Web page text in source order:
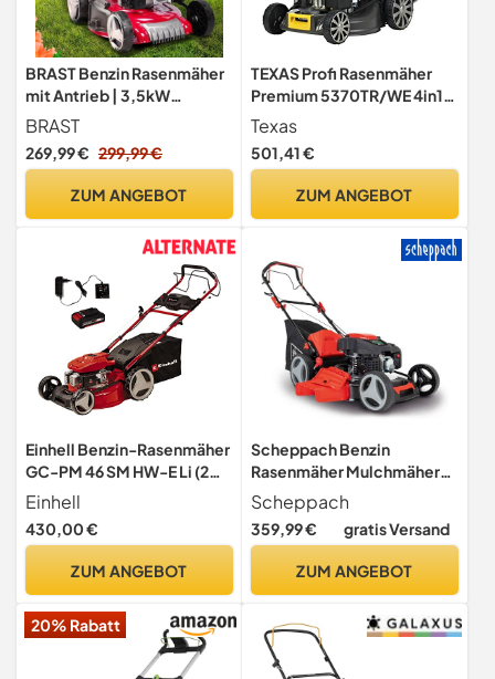
BRAST Benzin Rasenmäher
mit Antrieb | 3,5kW
(4,76PS)-5,2kW(7PS) | 46-
51cm Schnittbreite | viele
Modelle | TÜV | 4 Takt OHV
Schnitthöhe | 60L Fangkorb
BRAST
269,99 € 299,99 €
ZUM ANGEBOT
TEXAS Profi Rasenmäher
Premium 5370TR/WE 4in1
Benzin mit Antrieb
Radantrieb und E-Start |
53cm | 4,9PS | 196cm³ | 4-
Schnitthöhenverstellung
Texas
501,41 €
ZUM ANGEBOT
Einhell Benzin-Rasenmäher
GC-PM 46 SM HW-E Li (2
kW, 4-Takt-Motor, für bis
zu 1400 m², Elektro-Start-
Funktion, abschaltbarer
Fangsack, inkl. Akku &
Einhell
430,00 €
ZUM ANGEBOT
Scheppach Benzin
Rasenmäher Mulchmäher
MS225-56 | Radantrieb |
4Takt Motor mit 6PS | 56cm
XXL-Schnittbreite | 65L
Höhenverstellung 7 Stufen |
Reinigungsfunktion
Scheppach
359,99 € gratis Versand
ZUM ANGEBOT
20% Rabatt